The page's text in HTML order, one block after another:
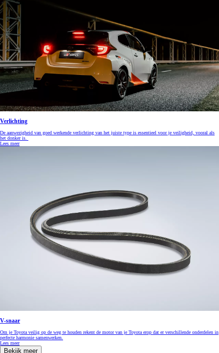
Verlichting
De aanwezigheid van goed werkende verlichting van het juiste type is essentieel voor je veiligheid, vooral als
het donker is.
Lees meer
V-snaar
Om je Toyota veilig op de weg te houden rekent de motor van je Toyota erop dat er verschillende onderdelen in
perfecte harmonie samenwerken.
Lees meer
Bekijk meer